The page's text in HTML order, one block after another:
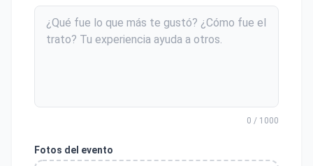
0 / 1000
Fotos del evento